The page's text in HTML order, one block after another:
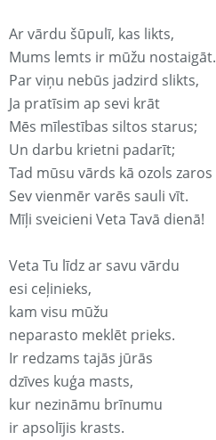
Ar vārdu šūpulī, kas likts,
Mums lemts ir mūžu nostaigāt.
Par viņu nebūs jadzird slikts,
Ja pratīsim ap sevi krāt
Mēs mīlestības siltos starus;
Un darbu krietni padarīt;
Tad mūsu vārds kā ozols zaros
Sev vienmēr varēs sauli vīt.
Mīļi sveicieni Veta Tavā dienā!
Veta Tu līdz ar savu vārdu
esi ceļinieks,
kam visu mūžu
neparasto meklēt prieks.
Ir redzams tajās jūrās
dzīves kuģa masts,
kur nezināmu brīnumu
ir apsolījis krasts.